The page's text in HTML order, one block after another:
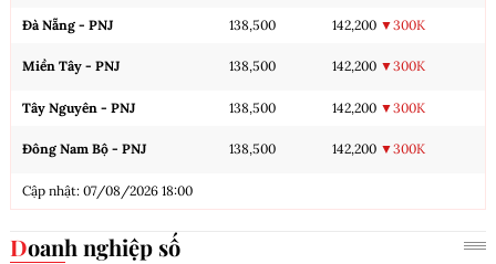
Đà Nẵng - PNJ 138,500 142,200 ▼300K
Miền Tây - PNJ 138,500 142,200 ▼300K
Tây Nguyên - PNJ 138,500 142,200 ▼300K
Đông Nam Bộ - PNJ 138,500 142,200 ▼300K
Cập nhật: 07/08/2026 18:00
Doanh nghiệp số